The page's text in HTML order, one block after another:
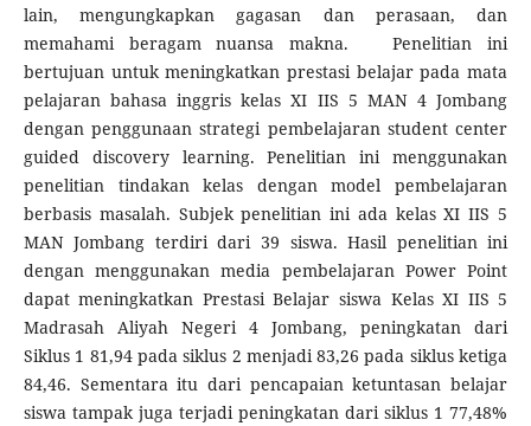
lain, mengungkapkan gagasan dan perasaan, dan
memahami beragam nuansa makna. Penelitian ini
bertujuan untuk meningkatkan prestasi belajar pada mata
pelajaran bahasa inggris kelas XI IIS 5 MAN 4 Jombang
dengan penggunaan strategi pembelajaran student center
guided discovery learning. Penelitian ini menggunakan
penelitian tindakan kelas dengan model pembelajaran
berbasis masalah. Subjek penelitian ini ada kelas XI IIS 5
MAN Jombang terdiri dari 39 siswa. Hasil penelitian ini
dengan menggunakan media pembelajaran Power Point
dapat meningkatkan Prestasi Belajar siswa Kelas XI IIS 5
Madrasah Aliyah Negeri 4 Jombang, peningkatan dari
Siklus 1 81,94 pada siklus 2 menjadi 83,26 pada siklus ketiga
84,46. Sementara itu dari pencapaian ketuntasan belajar
siswa tampak juga terjadi peningkatan dari siklus 1 77,48%